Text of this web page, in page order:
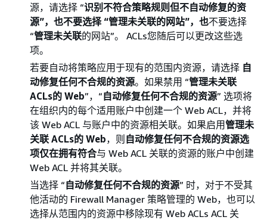
源，请选择 “识别不符合策略规则但不自动修复的资
源”，也不要选择 “管理未关联的网站”，也不要选择
“管理未关联的网站”。 ACLs您随后可以更改这些选
项。
若要自动将策略应用于现有的范围内资源，请选择 自
动修复任何不合规的资源。如果禁用 “管理未关联
ACLs的 Web”，“自动修复任何不合规的资源” 选项将
在组织内的每个适用账户中创建一个 Web ACL，并将
该 Web ACL 与账户中的资源相关联。如果启用管理未
关联 ACLs的 Web，则自动修复任何不合规的资源选
项仅在拥有符合与 Web ACL 关联的资源的账户中创建
Web ACL 并将其关联。
当选择 “自动修复任何不合规的资源” 时，对于不受其
他活动的 Firewall Manager 策略管理的 Web，也可以
选择从范围内的资源中移除现有 Web ACLs ACL 关